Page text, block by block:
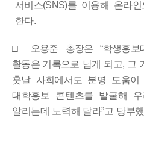
서비스(SNS)를 이용해 온라
한다.
□ 오용준 총장은“학생홍보
활동은 기록으로 남게 되고, 그
훗날 사회에서도 분명 도움이
대학홍보 콘텐츠를 발굴해
알리는데 노력해 달라”고 당부